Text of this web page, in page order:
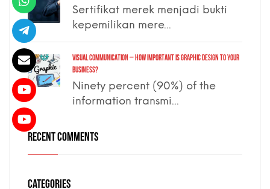
Sertifikat merek menjadi bukti
kepemilikan mere...
VISUAL COMMUNICATION – how important is graphic design to your
business?
Ninety percent (90%) of the
information transmi...
RECENT COMMENTS
CATEGORIES